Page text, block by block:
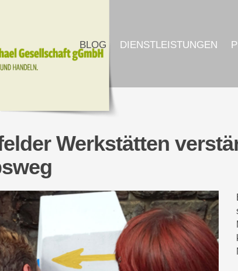
BLOG DIENSTLEISTUNGEN
Werkstätten